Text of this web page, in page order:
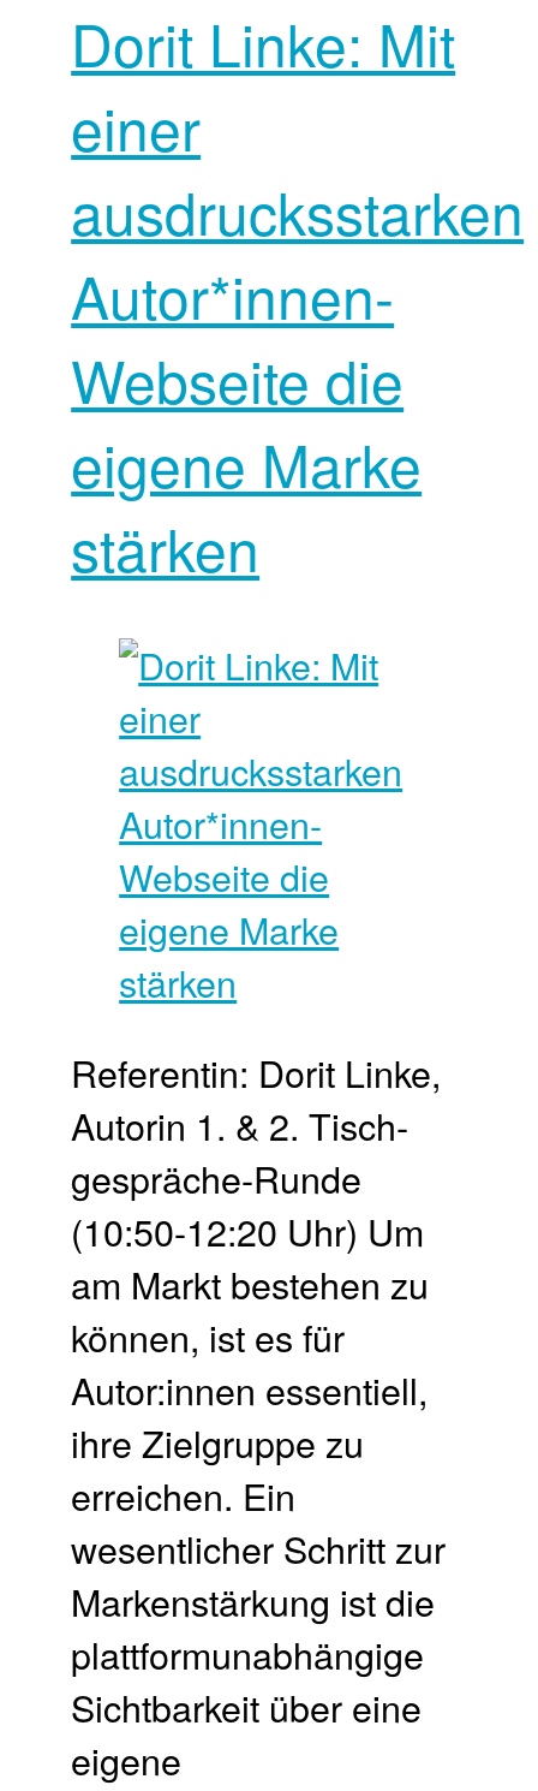
Dorit Linke: Mit
einer
ausdrucksstarken
Autor*innen-
Webseite die
eigene Marke
stärken
Referentin: Dorit Linke,
Autorin 1. & 2. Tisch­
gespräche-Runde
(10:50-12:20 Uhr) Um
am Markt bestehen zu
können, ist es für
Autor:innen essentiell,
ihre Zielgruppe zu
erreichen. Ein
wesentlicher Schritt zur
Markenstärkung ist die
plattformunabhängige
Sichtbarkeit über eine
eigene